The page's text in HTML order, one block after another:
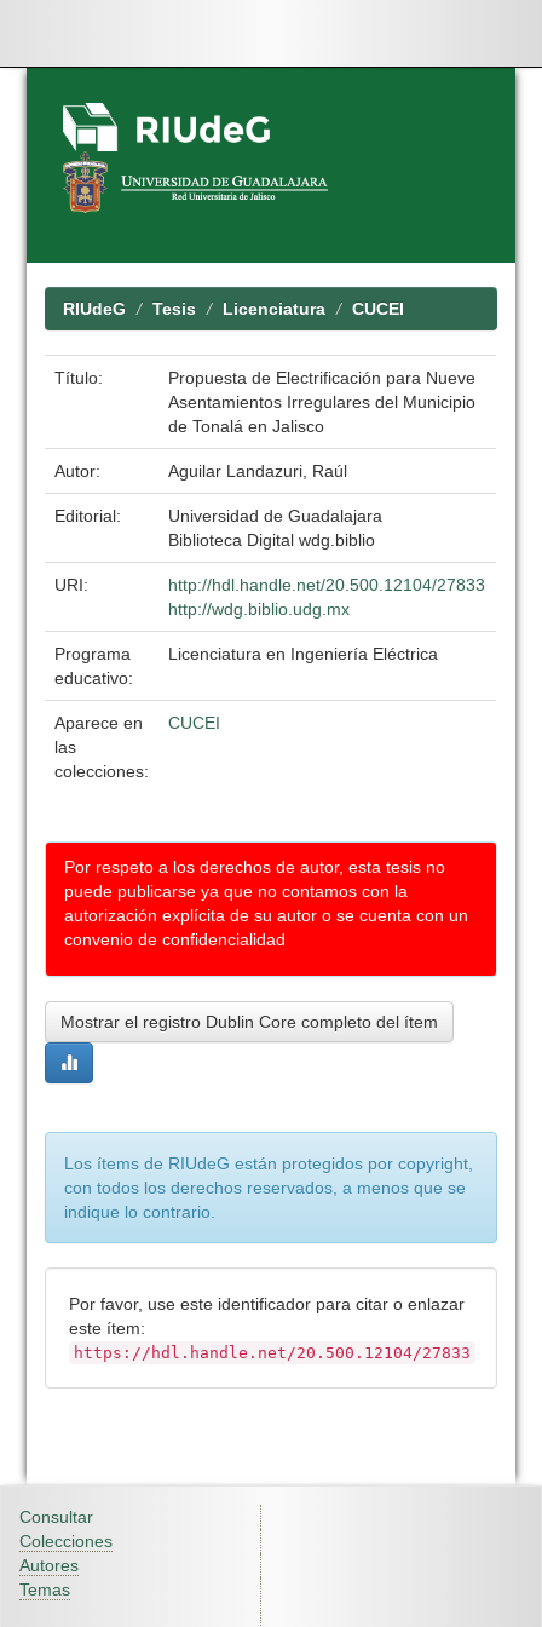
Skip
navigation
RIUdeG Tesis Licenciatura CUCEI
Título:
Propuesta de Electrificación para Nueve
Asentamientos Irregulares del Municipio
de Tonalá en Jalisco
Autor: Aguilar Landazuri, Raúl
Editorial:
Universidad de Guadalajara
Biblioteca Digital wdg.biblio
URI:
http://hdl.handle.net/20.500.12104/27833
http://wdg.biblio.udg.mx
Programa
educativo:
Licenciatura en Ingeniería Eléctrica
Aparece en
las
colecciones:
CUCEI
Por respeto a los derechos de autor, esta tesis no
puede publicarse ya que no contamos con la
autorización explícita de su autor o se cuenta con un
convenio de confidencialidad
Mostrar el registro Dublin Core completo del ítem
Los ítems de RIUdeG están protegidos por copyright,
con todos los derechos reservados, a menos que se
indique lo contrario.
Por favor, use este identificador para citar o enlazar
este ítem:
https://hdl.handle.net/20.500.12104/27833
Consultar
Colecciones
Autores
Temas